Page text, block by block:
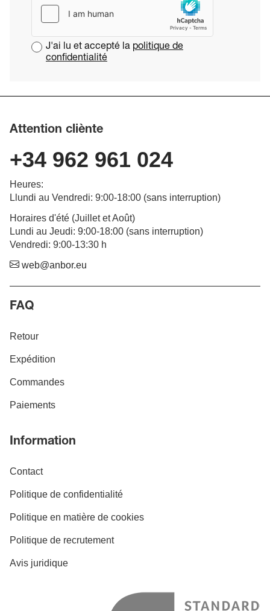
J'ai lu et accepté la politique de
confidentialité
Attention cliènte
+34 962 961 024
Heures:
Llundi au Vendredi: 9:00-18:00 (sans interruption)
Horaires d'été (Juillet et Août)
Lundi au Jeudi: 9:00-18:00 (sans interruption)
Vendredi: 9:00-13:30 h
web@anbor.eu
FAQ
Retour
Expédition
Commandes
Paiements
Information
Contact
Politique de confidentialité
Politique en matière de cookies
Politique de recrutement
Avis juridique